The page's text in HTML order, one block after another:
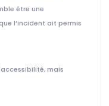
être une
l’incident ait permis
mais